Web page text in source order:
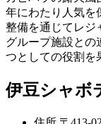
年にわたり人気を
整備を通じてレジ
グループ施設との
つとしての役割を
伊豆シャボ